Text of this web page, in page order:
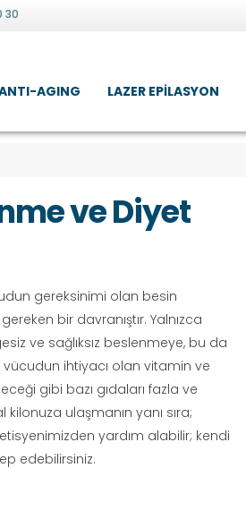
30
AGING LAZER EPILASYON
ve Diyet
gereksinimi olan besin
bir davranıştır. Yalnızca
ve sağlıksız beslenmeye, bu da
ihtiyacı olan vitamin ve
gibi bazı gıdaları fazla ve
ulaşmanın yanı sıra;
yardım alabilir; kendi
edebilirsiniz.